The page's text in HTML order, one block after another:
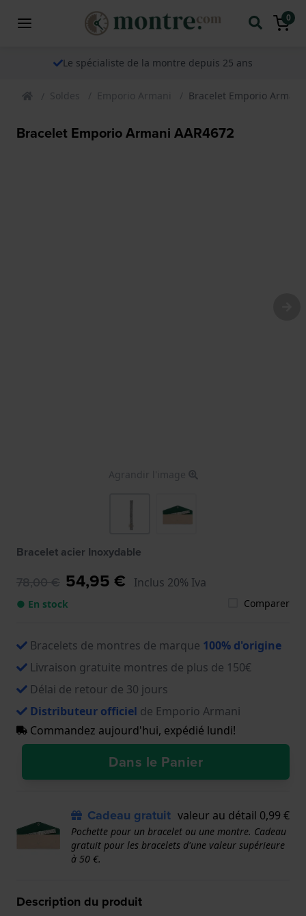
0
Le spécialiste de la montre depuis 25 ans
Soldes Emporio Armani Bracelet Emporio Armani
Bracelet Emporio Armani AAR4672
Agrandir l'image
Bracelet acier Inoxydable
78,00 € 54,95 € Inclus 20% Iva
● En stock Comparer
Bracelets de montres de marque 100% d'origine
Livraison gratuite montres de plus de 150€
Délai de retour de 30 jours
Distributeur officiel de Emporio Armani
Commandez aujourd'hui, expédié lundi!
Dans le Panier
Cadeau gratuit valeur au détail 0,99 €
Pochette pour un bracelet ou une montre. Cadeau
gratuit pour les bracelets d'une valeur supérieure
à 50 €.
Description du produit